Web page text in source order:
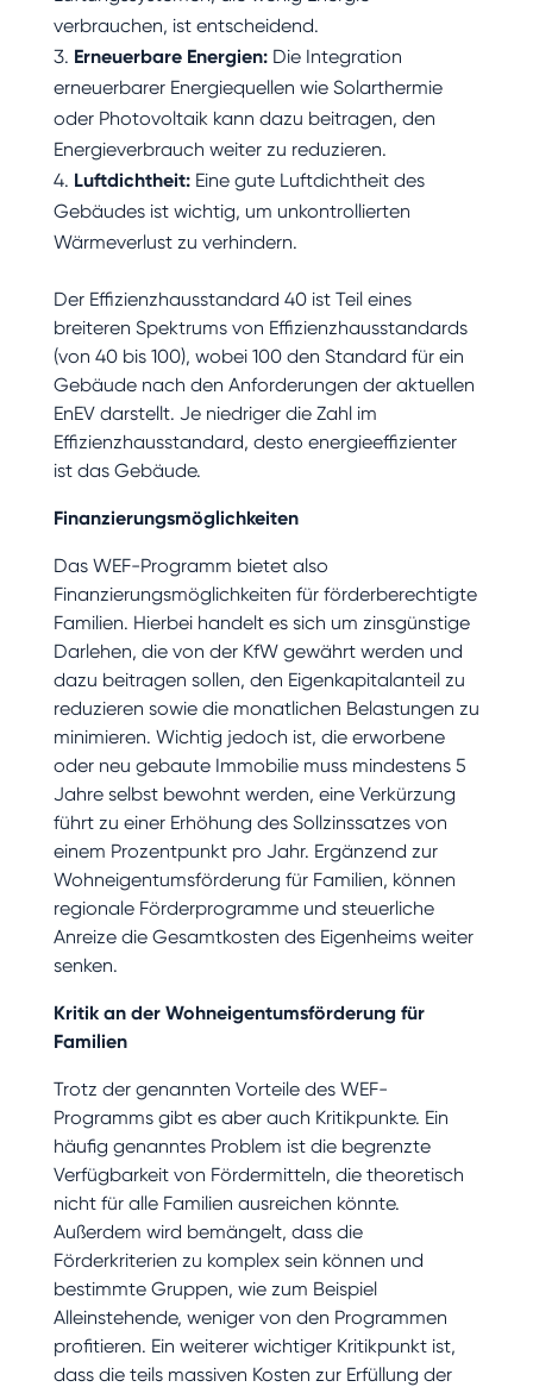
verbrauchen, ist entscheidend.
Erneuerbare Energien:Die Integration
erneuerbarer Energiequellen wie Solarthermie
oder Photovoltaik kann dazu beitragen, den
Energieverbrauch weiter zu reduzieren.
Luftdichtheit:Eine gute Luftdichtheit des
Gebäudes ist wichtig, um unkontrollierten
Wärmeverlust zu verhindern.
Der Effizienzhausstandard 40 ist Teil eines
breiteren Spektrums von Effizienzhausstandards
(von 40 bis 100), wobei 100 den Standard für ein
Gebäude nach den Anforderungen der aktuellen
EnEV darstellt. Je niedriger die Zahl im
Effizienzhausstandard, desto energieeffizienter
ist das Gebäude.
Finanzierungsmöglichkeiten
Das WEF-Programm bietet also
Finanzierungsmöglichkeiten für förderberechtigte
Familien. Hierbei handelt es sich um zinsgünstige
Darlehen, die von der KfW gewährt werden und
dazu beitragen sollen, den Eigenkapitalanteil zu
reduzieren sowie die monatlichen Belastungen zu
minimieren. Wichtig jedoch ist, die erworbene
oder neu gebaute Immobilie muss mindestens 5
Jahre selbst bewohnt werden, eine Verkürzung
führt zu einer Erhöhung des Sollzinssatzes von
einem Prozentpunkt pro Jahr. Ergänzend zur
Wohneigentumsförderung für Familien, können
regionale Förderprogramme und steuerliche
Anreize die Gesamtkosten des Eigenheims weiter
senken.
Kritik an der Wohneigentumsförderung für
Familien
Trotz der genannten Vorteile des WEF-
Programms gibt es aber auch Kritikpunkte. Ein
häufig genanntes Problem ist die begrenzte
Verfügbarkeit von Fördermitteln, die theoretisch
nicht für alle Familien ausreichen könnte.
Außerdem wird bemängelt, dass die
Förderkriterien zu komplex sein können und
bestimmte Gruppen, wie zum Beispiel
Alleinstehende, weniger von den Programmen
profitieren. Ein weiterer wichtiger Kritikpunkt ist,
dass die teils massiven Kosten zur Erfüllung der